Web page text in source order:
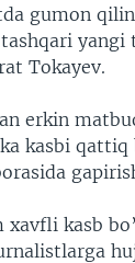
gumon
yangi
Tokayev.
erkin
kasbi qattiq
xavfli kasb